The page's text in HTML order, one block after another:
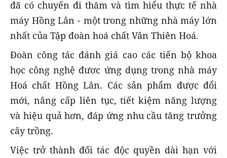
đã có chuyến đi thăm và tìm hiểu thực tế nhà
máy Hồng Lân - một trong những nhà máy lớn
nhất của Tập đoàn hoá chất Vân Thiên Hoá.
Đoàn công tác đánh giá cao các tiến bộ khoa
học công nghệ đươc ứng dụng trong nhà máy
Hoá chất Hồng Lân. Các sản phẩm được đổi
mới, nâng cấp liên tục, tiết kiệm năng lượng
và hiệu quả hơn, đáp ứng nhu cầu tăng trưởng
cây trồng.
Việc trở thành đối tác độc quyền dài hạn với